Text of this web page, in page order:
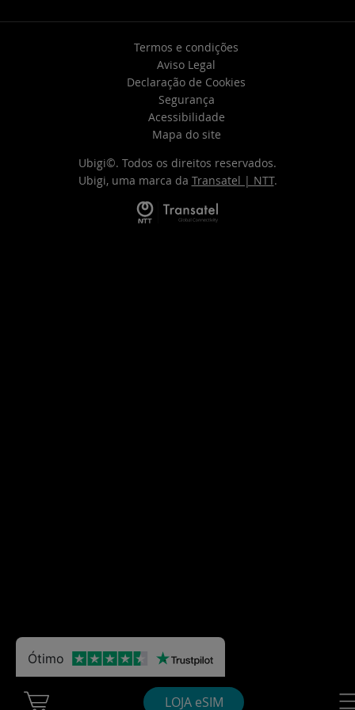
LOJA eSIM
Termos e condições
Aviso Legal
Declaração de Cookies
Segurança
Acessibilidade
Mapa do site
Ubigi©. Todos os direitos reservados.
Ubigi, uma marca da Transatel | NTT.
Ótimo